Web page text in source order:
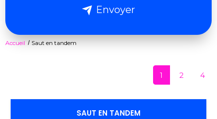
Envoyer
Accueil Saut en tandem
1 2 4
SAUT EN TANDEM